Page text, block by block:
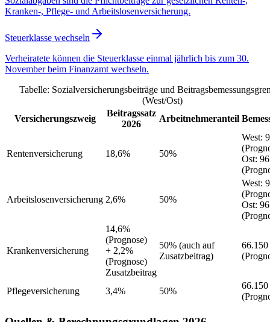
Kranken-, Pflege- und Arbeitslosenversicherung.
Steuerklasse wechseln
Verheiratete können die Steuerklasse einmal jährlich bis zum 30.
November beim Finanzamt wechseln.
Tabelle: Sozialversicherungsbeiträge und
(West/Ost)
Versicherungszweig
Beitragssatz
2026
Arbeitnehmeranteil
Rentenversicherung 18,6% 50%
West:
Ost:
Arbeitslosenversicherung 2,6% 50%
West:
Ost:
Krankenversicherung
14,6%
(Prognose)
+ 2,2%
(Prognose)
Zusatzbeitrag
50% (auch auf
Zusatzbeitrag)
66.150
Pflegeversicherung 3,4% 50%
66.150